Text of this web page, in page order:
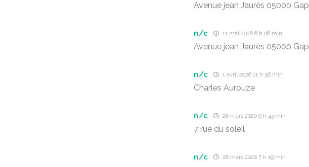
Avenue jean Jaurès 05000 Gap
n/c 11 mai 2026 6 h 06 min
Avenue jean Jaurès 05000 Gap
n/c 1 avril 2026 11 h 56 min
Charles Aurouze
n/c 28 mars 2026 9 h 43 min
7 rue du soleil
n/c 28 mars 2026 7 h 19 min